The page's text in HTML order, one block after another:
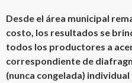
Desde el área municipal
costo, los resultados se
todos los productores a
correspondiente de
(nunca congelada)